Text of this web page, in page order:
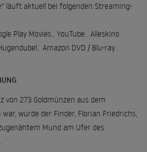
läuft aktuell bei folgenden Streaming-
Play Movies YouTube
Alleskino
Amazon DVD / Blu-ray
von 273 Goldmünzen aus dem
war, wurde der Finder, Florian Friedrichs,
Mund am Ufer des